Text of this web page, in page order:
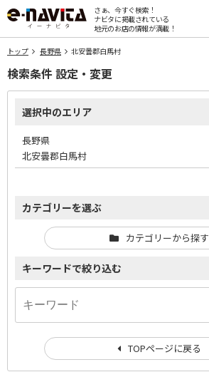
さぁ、今すぐ検索！
ナビタに掲載されている
地元のお店の情報が満載！
トップ 長野県 北安曇郡白馬村
検索条件 設定・変更
選択中のエリア
長野県
北安曇郡白馬村
カテゴリーを選ぶ
カテゴリーから探す
キーワードで絞り込む
TOPページに戻る